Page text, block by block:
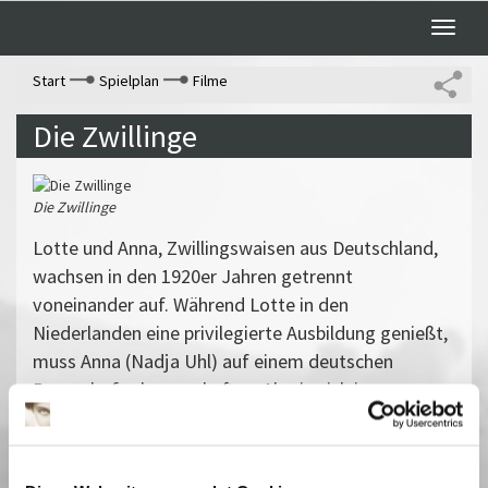
Toggle
Start
Spielplan Filme
Die Zwillinge
Die Zwillinge
Lotte und Anna, Zwillingswaisen aus Deutschland,
wachsen in den 1920er Jahren getrennt
voneinander auf. Während Lotte in den
Niederlanden eine privilegierte Ausbildung genießt,
muss Anna (Nadja Uhl) auf einem deutschen
Bauernhof schwer schuften. Als sie sich im
nationalsozialistischen Deutschland erstmals